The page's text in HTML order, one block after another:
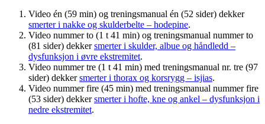
Video én (59 min) og treningsmanual én (52 sider) dekker
smerter i nakke og skulderbelte – hodepine.
Video nummer to (1 t 41 min) og treningsmanual nummer to
(81 sider) dekkersmerter i skulder, albue og håndledd –
dysfunksjon i øvre ekstremitet.
Video nummer tre (1 t 41 min) med treningsmanual nr. tre (97
sider) dekkersmerter i thorax og korsrygg – isjias.
Video nummer fire (45 min) med treningsmanual nummer fire
(53 sider) dekkersmerter i hofte, kne og ankel – dysfunksjon i
nedre ekstremitet.